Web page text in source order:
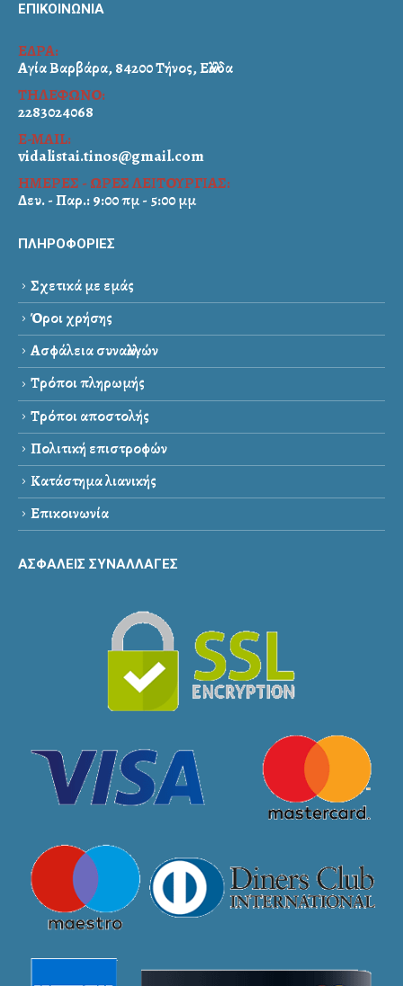
ΕΠΙΚΟΙΝΩΝΙΑ
ΕΔΡΑ:
Αγία Βαρβάρα, 84200 Τήνος, Ελλάδα
ΤΗΛΕΦΩΝΟ:
2283024068
E-MAIL:
vidalistai.tinos@gmail.com
ΗΜΕΡΕΣ - ΩΡΕΣ ΛΕΙΤΟΥΡΓΙΑΣ:
Δευ. - Παρ.: 9:00 πμ - 5:00 μμ
ΠΛΗΡΟΦΟΡΙΕΣ
Σχετικά με εμάς
Όροι χρήσης
Ασφάλεια συναλλαγών
Τρόποι πληρωμής
Τρόποι αποστολής
Πολιτική επιστροφών
Κατάστημα λιανικής
Επικοινωνία
ΑΣΦΑΛΕΙΣ ΣΥΝΑΛΛΑΓΕΣ